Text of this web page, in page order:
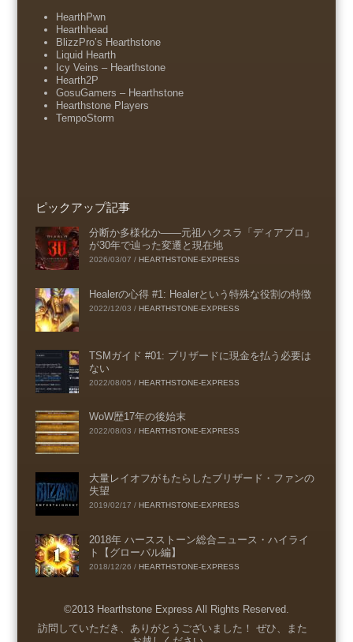
HearthPwn
Hearthhead
BlizzPro’s Hearthstone
Liquid Hearth
Icy Veins – Hearthstone
Hearth2P
GosuGamers – Hearthstone
Hearthstone Players
TempoStorm
ピックアップ記事
分断か多様化か――元祖ハクスラ「ディアブロ」
が30年で辿った変遷と現在地
2026/03/07 / HEARTHSTONE-EXPRESS
Healerの心得 #1: Healerという特殊な役割の特徴
2022/12/03 / HEARTHSTONE-EXPRESS
TSMガイド #01: ブリザードに現金を払う必要は
ない
2022/08/05 / HEARTHSTONE-EXPRESS
WoW歴17年の後始末
2022/08/03 / HEARTHSTONE-EXPRESS
大量レイオフがもたらしたブリザード・ファンの
失望
2019/02/17 / HEARTHSTONE-EXPRESS
2018年 ハースストーン総合ニュース・ハイライ
ト【グローバル編】
2018/12/26 / HEARTHSTONE-EXPRESS
©2013 Hearthstone Express All Rights Reserved.
Menu
訪問していただき、ありがとうございました！ ぜひ、また